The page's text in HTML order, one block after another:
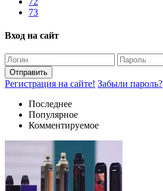
73
Вход на сайт
Отправить
Регистрация на сайте! Забыли пароль?
Последнее
Популярное
Комментируемое